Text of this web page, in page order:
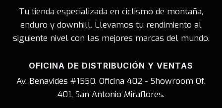
Tu tienda especializada en ciclismo de montaña,
enduro y downhill. Llevamos tu rendimiento al
siguiente nivel con las mejores marcas del mundo.
OFICINA DE DISTRIBUCIÓN Y VENTAS
Av. Benavides #1550. Oficina 402 - Showroom Of.
401, San Antonio Miraflores.